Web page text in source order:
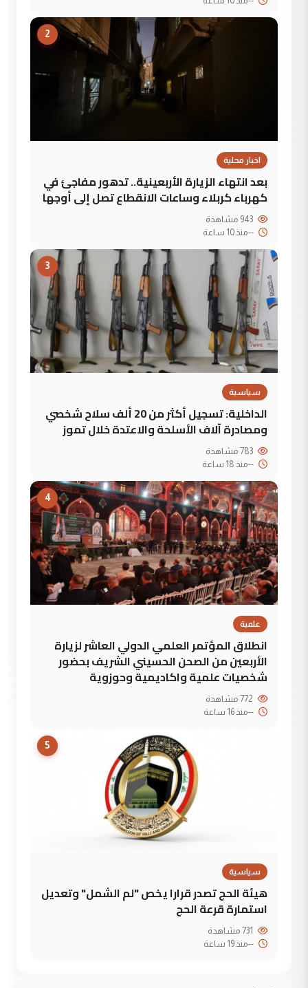
2
اخبار محلية
بعد انتهاء الزيارة الأربعينية.. تدهور مفاجئ في
كهرباء كربلاء وساعات الانقطاع تصل إلى أوجها
--منذ 10 ساعة
3
سياسية
الداخلية: تسجيل أكثر من 20 ألف سلاح شخصي
ومصادرة آلاف الأسلحة والاعتدة خلال تموز
--منذ 18 ساعة
4
علمية
انطلاق المؤتمر العلمي الدولي العاشر لزيارة
الأربعين من الصحن الحسيني الشريف بحضور
شخصيات علمية واكاديمية وحوزوية
--منذ 16 ساعة
5
سياسية
هيئة الحج تصدر قرارا يخص "لم الشمل" وتعديل
استمارة قرعة الحج
--منذ 19 ساعة